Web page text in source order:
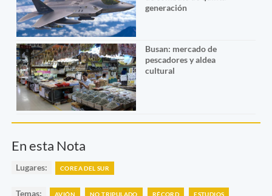
generación
Busan: mercado de
pescadores y aldea
cultural
En esta Nota
Lugares: COREA DEL SUR
Temas: AVIÓN NO TRIPULADO RÉCORD ESTUDIOS